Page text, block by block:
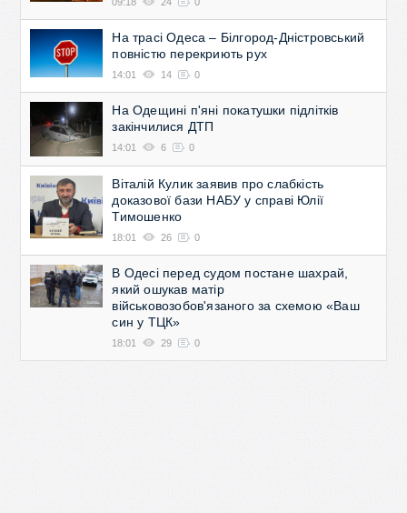
На трасі Одеса – Білгород-Дністровський
повністю перекриють рух
14:01 14 0
На Одещині п'яні покатушки підлітків
закінчилися ДТП
14:01 6 0
Віталій Кулик заявив про слабкість
доказової бази НАБУ у справі Юлії
Тимошенко
18:01 26 0
В Одесі перед судом постане шахрай,
який ошукав матір
військовозобов'язаного за схемою «Ваш
син у ТЦК»
18:01 29 0